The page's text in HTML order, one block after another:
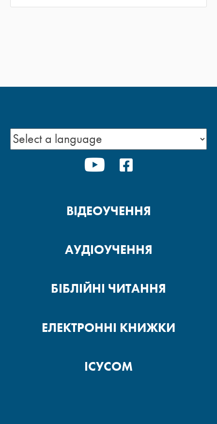
YOUTUBE
ВІДЕОУЧЕННЯ
АУДІОУЧЕННЯ
БІБЛІЙНІ ЧИТАННЯ
ЕЛЕКТРОННІ КНИЖКИ
ІСУСОМ